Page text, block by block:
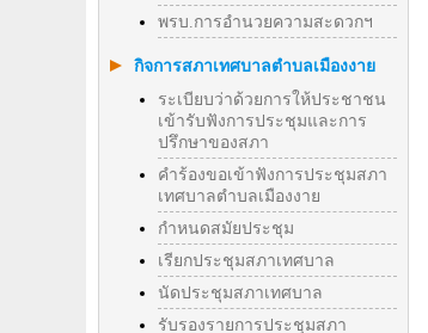
พรบ.การอำนวยความสะดวกฯ
กิจการสภาเทศบาลตำบลเมืองงาย
ระเบียบว่าด้วยการให้ประชาชน
เข้ารับฟังการประชุมและการ
ปรึกษาของสภา
คำร้องขอเข้าฟังการประชุมสภา
เทศบาลตำบลเมืองงาย
กำหนดสมัยประชุม
เรียกประชุมสภาเทศบาล
นัดประชุมสภาเทศบาล
รับรองรายการประชุมสภา